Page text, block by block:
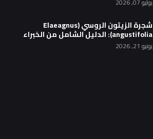
شجرة الزيتون الروسي (Elaeagnus
angustifolia): الدليل الشامل من الخبراء
يونيو 21, 2026